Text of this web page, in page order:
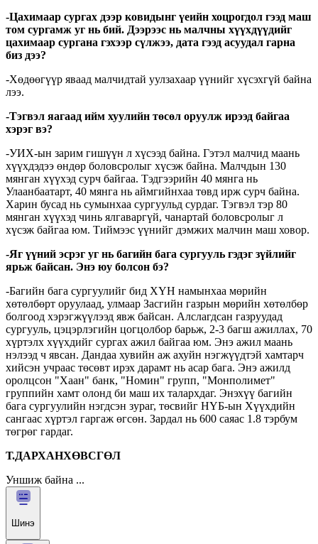
-Цахимаар сургах дээр ковидынг үеийн хоцрогдол гээд маш
том сургамж уг нь бий. Дээрээс нь малчны хүүхдүүдийг
цахимаар сургана гэхээр сүлжээ, дата гээд асуудал гарна
биз дээ?
-Хөдөөгүүр яваад малчидтай уулзахаар үүнийг хүсэхгүй байна
лээ.
-Тэгвэл яагаад ийм хуулийн төсөл оруулж ирээд байгаа
хэрэг вэ?
-УИХ-ын зарим гишүүн л хүсээд байна. Гэтэл малчид маань
хүүхдэдээ өндөр боловсролыг хүсэж байна. Малчдын 130
мянган хүүхэд сурч байгаа. Тэдгээрийн 40 мянга нь
Улаанбаатарт, 40 мянга нь аймгийнхаа төвд ирж сурч байна.
Харин бусад нь сумынхаа сургуульд сурдаг. Тэгвэл тэр 80
мянган хүүхэд чинь ялгаваргүй, чанартай боловсролыг л
хүсэж байгаа юм. Тиймээс үүнийг дэмжих малчин маш ховор.
-Яг үүний эсрэг уг нь багийн бага сургууль гэдэг зүйлийг
ярьж байсан. Энэ юу болсон бэ?
-Багийн бага сургуулийг бид ХҮН намынхаа мөрийн
хөтөлбөрт оруулаад, улмаар Засгийн газрын мөрийн хөтөлбөр
болгоод хэрэгжүүлээд явж байсан. Алслагдсан газруудад
сургууль, цэцэрлэгийн цогцолбор барьж, 2-3 багш ажиллах, 70
хүртэлх хүүхдийг сургах ажил байгаа юм. Энэ ажил маань
нэлээд ч явсан. Дандаа хувийн аж ахуйн нэгжүүдтэй хамтарч
хийсэн учраас төсөвт ирэх дарамт нь асар бага. Энэ ажилд
оролцсон "Хаан" банк, "Номин" групп, "Монполимет"
группийн хамт олонд би маш их талархдаг. Энэхүү багийн
бага сургуулийн нэгдсэн зураг, төсвийг НҮБ-ын Хүүхдийн
сангаас хүртэл гаргаж өгсөн. Зардал нь 600 саяас 1.8 тэрбум
төгрөг гардаг.
Т.ДАРХАНХӨВСГӨЛ
Уншиж байна ...
Шинэ